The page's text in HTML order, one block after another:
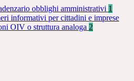
obblighi amministrativi 1
informativi per cittadini e imprese
OIV o struttura analoga 2